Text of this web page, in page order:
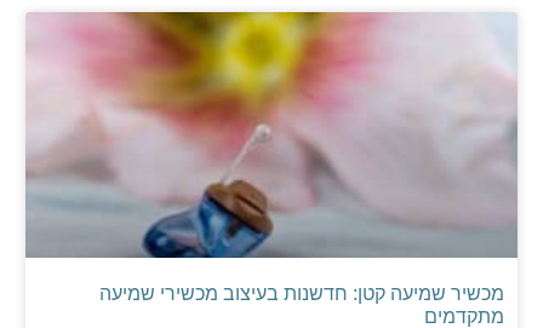
מכשיר שמיעה קטן: חדשנות בעיצוב מכשירי שמיעה
מתקדמים